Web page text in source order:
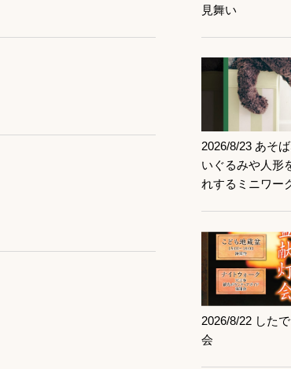
見舞い
2026/8/23 あそ
いぐるみや人形
れするミニワー
記事
2026/8/22 した
会
記事